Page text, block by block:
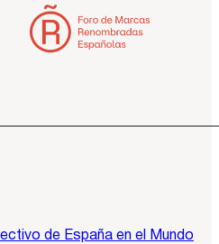
de España en el Mundo